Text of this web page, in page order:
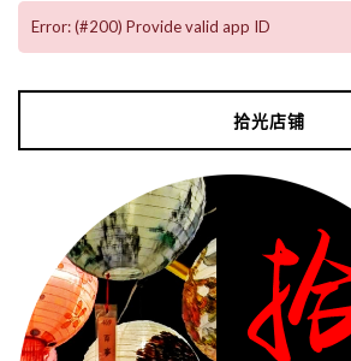
Error: (#200) Provide valid app ID
拾光店铺